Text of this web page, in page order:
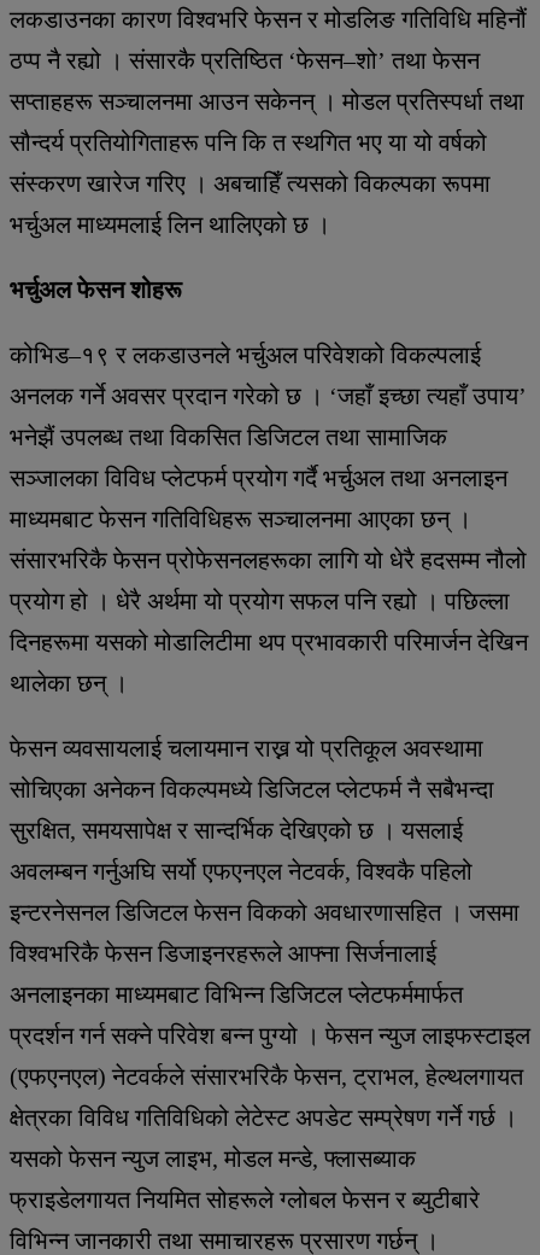
लकडाउनका कारण विश्वभरि फेसन र मोडलिङ गतिविधि महिनौं
ठप्प नै रह्यो । संसारकै प्रतिष्ठित ‘फेसन–शो’ तथा फेसन
सप्ताहहरू सञ्चालनमा आउन सकेनन् । मोडल प्रतिस्पर्धा तथा
सौन्दर्य प्रतियोगिताहरू पनि कि त स्थगित भए या यो वर्षको
संस्करण खारेज गरिए । अबचाहिँ त्यसको विकल्पका रूपमा
भर्चुअल माध्यमलाई लिन थालिएको छ ।
भर्चुअल फेसन शोहरू
कोभिड–१९ र लकडाउनले भर्चुअल परिवेशको विकल्पलाई
अनलक गर्ने अवसर प्रदान गरेको छ । ‘जहाँ इच्छा त्यहाँ उपाय’
भनेझैं उपलब्ध तथा विकसित डिजिटल तथा सामाजिक
सञ्जालका विविध प्लेटफर्म प्रयोग गर्दै भर्चुअल तथा अनलाइन
माध्यमबाट फेसन गतिविधिहरू सञ्चालनमा आएका छन् ।
संसारभरिकै फेसन प्रोफेसनलहरूका लागि यो धेरै हदसम्म नौलो
प्रयोग हो । धेरै अर्थमा यो प्रयोग सफल पनि रह्यो । पछिल्ला
दिनहरूमा यसको मोडालिटीमा थप प्रभावकारी परिमार्जन देखिन
थालेका छन् ।
फेसन व्यवसायलाई चलायमान राख्न यो प्रतिकूल अवस्थामा
सोचिएका अनेकन विकल्पमध्ये डिजिटल प्लेटफर्म नै सबैभन्दा
सुरक्षित, समयसापेक्ष र सान्दर्भिक देखिएको छ । यसलाई
अवलम्बन गर्नुअघि सर्यो एफएनएल नेटवर्क, विश्वकै पहिलो
इन्टरनेसनल डिजिटल फेसन विकको अवधारणासहित । जसमा
विश्वभरिकै फेसन डिजाइनरहरूले आफ्ना सिर्जनालाई
अनलाइनका माध्यमबाट विभिन्न डिजिटल प्लेटफर्ममार्फत
प्रदर्शन गर्न सक्ने परिवेश बन्न पुग्यो । फेसन न्युज लाइफस्टाइल
(एफएनएल) नेटवर्कले संसारभरिकै फेसन, ट्राभल, हेल्थलगायत
क्षेत्रका विविध गतिविधिको लेटेस्ट अपडेट सम्प्रेषण गर्ने गर्छ ।
यसको फेसन न्युज लाइभ, मोडल मन्डे, फ्लासब्याक
फ्राइडेलगायत नियमित सोहरूले ग्लोबल फेसन र ब्युटीबारे
विभिन्न जानकारी तथा समाचारहरू प्रसारण गर्छन् ।